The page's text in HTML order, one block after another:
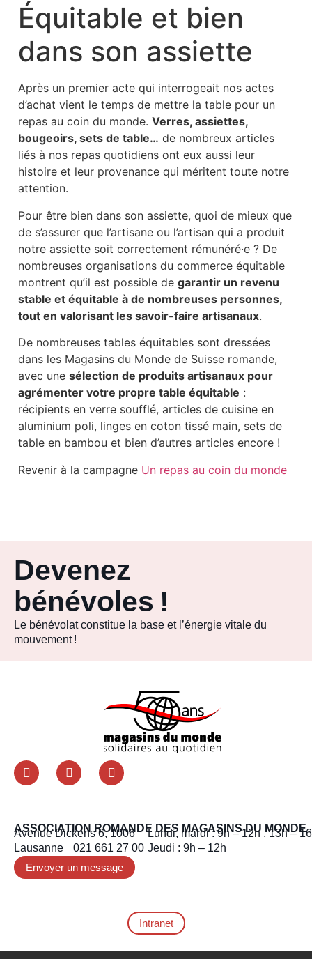
Équitable et bien
dans son assiette
Après un premier acte qui interrogeait nos actes
d’achat vient le temps de mettre la table pour un
repas au coin du monde. Verres, assiettes,
bougeoirs, sets de table… de nombreux articles
liés à nos repas quotidiens ont eux aussi leur
histoire et leur provenance qui méritent toute notre
attention.
Pour être bien dans son assiette, quoi de mieux que
de s’assurer que l’artisane ou l’artisan qui a produit
notre assiette soit correctement rémunéré·e ? De
nombreuses organisations du commerce équitable
montrent qu’il est possible de garantir un revenu
stable et équitable à de nombreuses personnes,
tout en valorisant les savoir-faire artisanaux.
De nombreuses tables équitables sont dressées
dans les Magasins du Monde de Suisse romande,
avec une sélection de produits artisanaux pour
agrémenter votre propre table équitable :
récipients en verre soufflé, articles de cuisine en
aluminium poli, linges en coton tissé main, sets de
table en bambou et bien d’autres articles encore !
Revenir à la campagne Un repas au coin du monde
Devenez
bénévoles !
Le bénévolat constitue la base et l’énergie vitale du
mouvement !
ASSOCIATION ROMANDE DES MAGASINS DU MONDE
Avenue Dickens 6, 1006
Lausanne 021 661 27 00
Lundi, mardi : 9h – 12h , 13h –
Jeudi : 9h – 12h
Envoyer un message
Intranet